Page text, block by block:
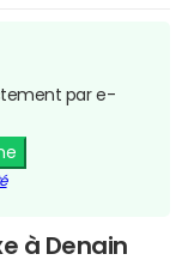
par e-
à Denain